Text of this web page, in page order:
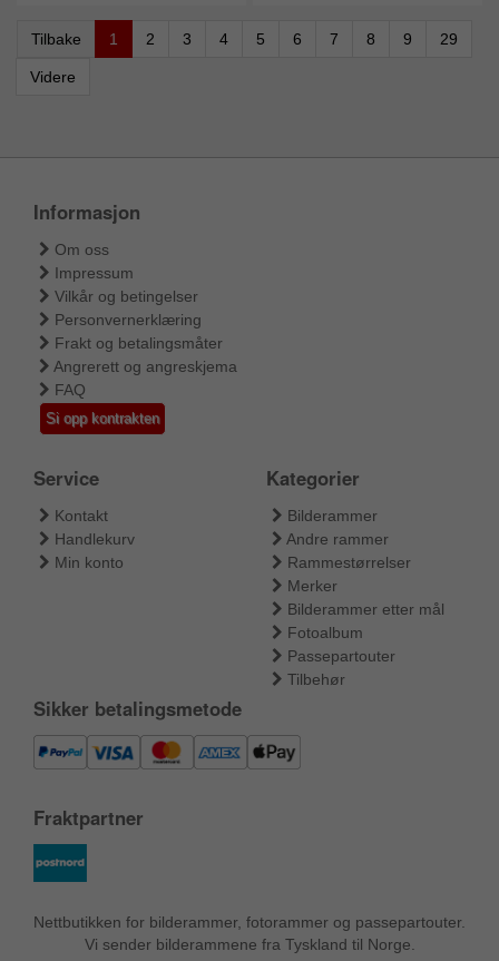
Tilbake 1 2 3 4 5 6 7 8 9 29
Videre
Informasjon
Om oss
Impressum
Vilkår og betingelser
Personvernerklæring
Frakt og betalingsmåter
Angrerett og angreskjema
FAQ
Si opp kontrakten
Service
Kontakt
Handlekurv
Min konto
Kategorier
Bilderammer
Andre rammer
Rammestørrelser
Merker
Bilderammer etter mål
Fotoalbum
Passepartouter
Tilbehør
Sikker betalingsmetode
Fraktpartner
Nettbutikken for bilderammer, fotorammer og passepartouter.
Vi sender bilderammene fra Tyskland til Norge.